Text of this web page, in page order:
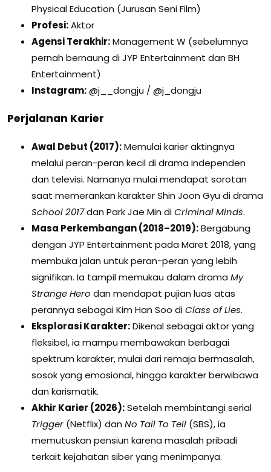
Physical Education (Jurusan Seni Film)
Profesi:Aktor
Agensi Terakhir:Management W (sebelumnya
pernah bernaung di JYP Entertainment dan BH
Entertainment)
Instagram:@j__dongju / @j_dongju
Perjalanan Karier
Awal Debut (2017):Memulai karier aktingnya
melalui peran-peran kecil di drama independen
dan televisi. Namanya mulai mendapat sorotan
saat memerankan karakter Shin Joon Gyu di drama
School 2017dan Park Jae Min diCriminal Minds.
Masa Perkembangan (2018–2019):Bergabung
dengan JYP Entertainment pada Maret 2018, yang
membuka jalan untuk peran-peran yang lebih
signifikan. Ia tampil memukau dalam drama My
Strange Hero dan mendapat pujian luas atas
perannya sebagai Kim Han Soo diClass of Lies.
Eksplorasi Karakter:Dikenal sebagai aktor yang
fleksibel, ia mampu membawakan berbagai
spektrum karakter, mulai dari remaja bermasalah,
sosok yang emosional, hingga karakter berwibawa
dan karismatik.
Akhir Karier (2026):Setelah membintangi serial
Trigger (Netflix) dan No Tail To Tell (SBS), ia
memutuskan pensiun karena masalah pribadi
terkait kejahatan siber yang menimpanya.